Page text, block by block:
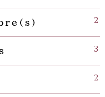
2
3
2